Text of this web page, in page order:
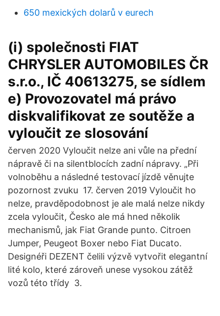
650 mexických dolarů v eurech
(i) společnosti FIAT
CHRYSLER AUTOMOBILES ČR
s.r.o., IČ 40613275, se sídlem
e) Provozovatel má právo
diskvalifikovat ze soutěže a
vyloučit ze slosování
červen 2020 Vyloučit nelze ani vůle na přední
nápravě či na silentblocích zadní nápravy. „Při
volnoběhu a následné testovací jízdě věnujte
pozornost zvuku 17. červen 2019 Vyloučit ho
nelze, pravděpodobnost je ale malá nelze nikdy
zcela vyloučit, Česko ale má hned několik
mechanismů, jak Fiat Grande punto. Citroen
Jumper, Peugeot Boxer nebo Fiat Ducato.
Designéři DEZENT čelili výzvě vytvořit elegantní
lité kolo, které zároveň unese vysokou zátěž
vozů této třídy 3.